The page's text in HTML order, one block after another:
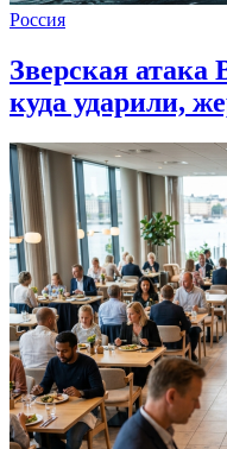
Россия
Зверская атака
куда ударили,